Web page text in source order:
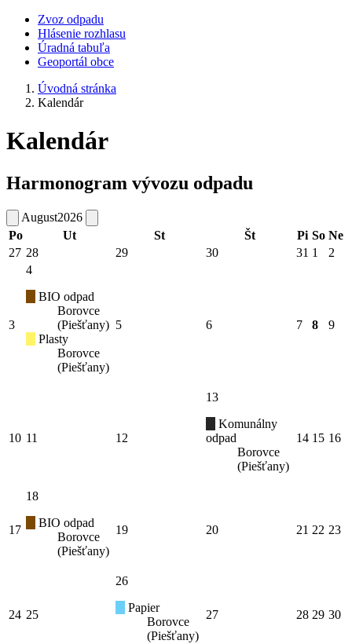
Zvoz odpadu
Hlásenie rozhlasu
Úradná tabuľa
Geoportál obce
Úvodná stránka
Kalendár
Kalendár
Harmonogram vývozu odpadu
August2026
Po
Ut St Št Pi So Ne
27 28 29 30 31 1 2
3
4
BIO odpad
Borovce
(Piešťany)
Plasty
Borovce
(Piešťany)
5 6 7 8 9
10 11 12
13
Komunálny
odpad
Borovce
(Piešťany)
14 15 16
17
18
BIO odpad
Borovce
(Piešťany)
19 20 21 22 23
24 25
26
Papier
Borovce
(Piešťany)
27 28 29 30